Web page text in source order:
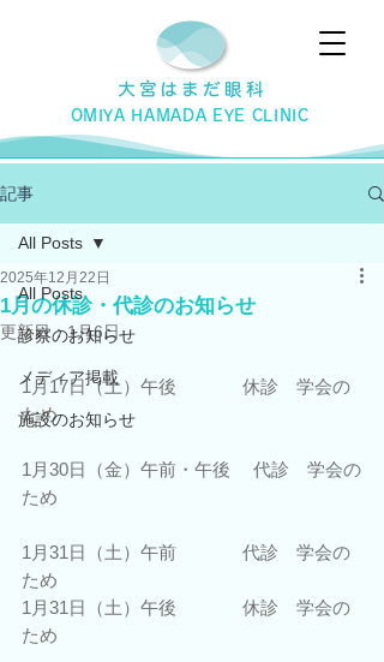
OMIYA HAMADA EYE CLINIC
記事
All Posts
診察のお知らせ
メディア掲載
施設のお知らせ
All Posts
1月の休診・代診のお知らせ
2025年12月22日
更新日：1月6日
1月17日（土）午後 　         休診　学会の
ため
1月30日（金）午前・午後　 代診　学会の
ため
1月31日（土）午前 　         代診　学会の
ため
1月31日（土）午後 　         休診　学会の
ため